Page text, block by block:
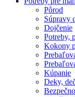
Pôrod
Súpravy
Dojčenie
Potreby,
Kokony
Kúpanie
Deky,